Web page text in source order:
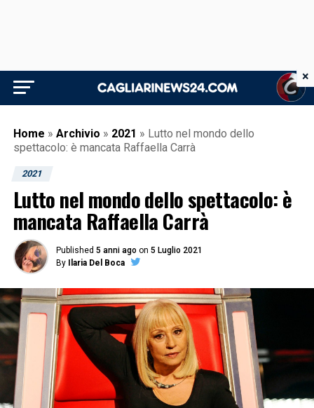
Home » Archivio » 2021 » Lutto nel mondo dello
spettacolo: è mancata Raffaella Carrà
2021
Lutto nel mondo dello spettacolo: è
mancata Raffaella Carrà
Published 5 anni ago on 5 Luglio 2021
By
Ilaria Del Boca
×